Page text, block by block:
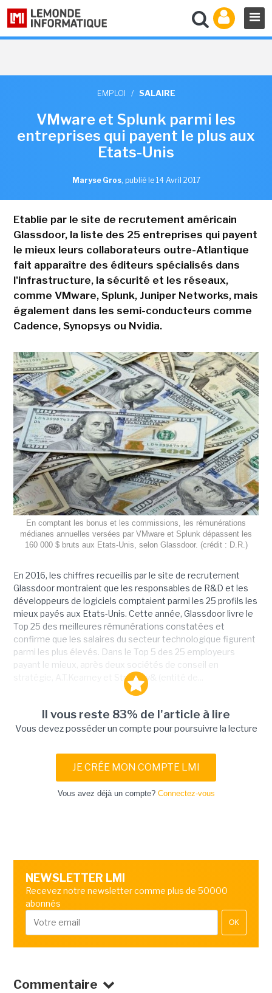
EMPLOI / SALAIRE
VMware et Splunk parmi les
entreprises qui payent le plus aux
Etats-Unis
Maryse Gros, publié le 14 Avril 2017
Etablie par le site de recrutement américain
Glassdoor, la liste des 25 entreprises qui payent
le mieux leurs collaborateurs outre-Atlantique
fait apparaître des éditeurs spécialisés dans
l'infrastructure, la sécurité et les réseaux,
comme VMware, Splunk, Juniper Networks, mais
également dans les semi-conducteurs comme
Cadence, Synopsys ou Nvidia.
En comptant les bonus et les commissions, les rémunérations
médianes annuelles versées par VMware et Splunk dépassent les
160 000 $ bruts aux Etats-Unis, selon Glassdoor. (crédit : D.R.)
En 2016, les chiffres recueillis par le site de recrutement
Glassdoor montraient que les responsables de R&D et les
développeurs de logiciels comptaient parmi les 25 profils les
mieux payés aux Etats-Unis. Cette année, Glassdoor livre le
Top 25 des meilleures rémunérations constatées et
confirme que les salaires du secteur technologique figurent
parmi les plus élevés. Dans le Top 5 des 25 employeurs
payant le mieux, après deux sociétés de conseil en
stratégie, A.T.Kearney et Strategy& (entité de...
Il vous reste 83% de l'article à lire
Vous devez posséder un compte pour poursuivre la lecture
JE CRÉE MON COMPTE LMI
Vous avez déjà un compte? Connectez-vous
NEWSLETTER LMI
Recevez notre newsletter comme plus de 50000
abonnés
OK
Commentaire